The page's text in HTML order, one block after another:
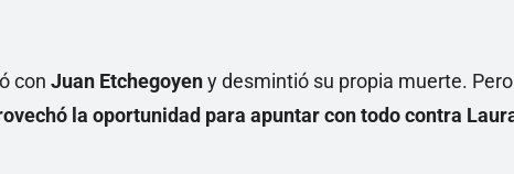
con Juan Etchegoyeny desmintió su propia muerte. Pero
la oportunidad para apuntar con todo contra